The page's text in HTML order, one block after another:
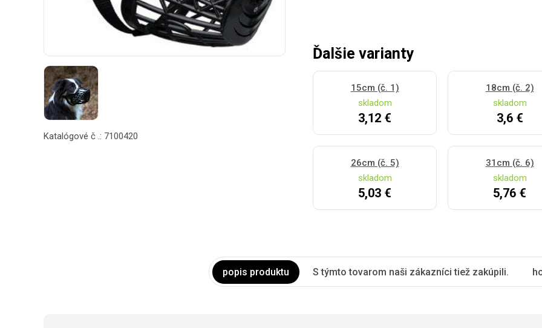
Katalógové č .: 7100420
Ďalšie varianty
15cm (č. 1)
skladom
3,12 €
18cm (č. 2)
skladom
3,6 €
26cm (č. 5)
skladom
5,03 €
31cm (č. 6)
skladom
5,76 €
popis produktu S týmto tovarom naši zákazníci tiež zakúpili.